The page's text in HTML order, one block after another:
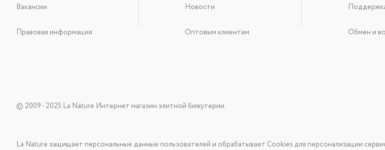
Вакансии
Правовая информация
Новости
Оптовым клиентам Обмен и
© 2009 - 2025 La Nature Интернет магазин элитной бижутерии.
La Nature защищает персональные данные пользователей и обрабатывает Cookies для персонализации